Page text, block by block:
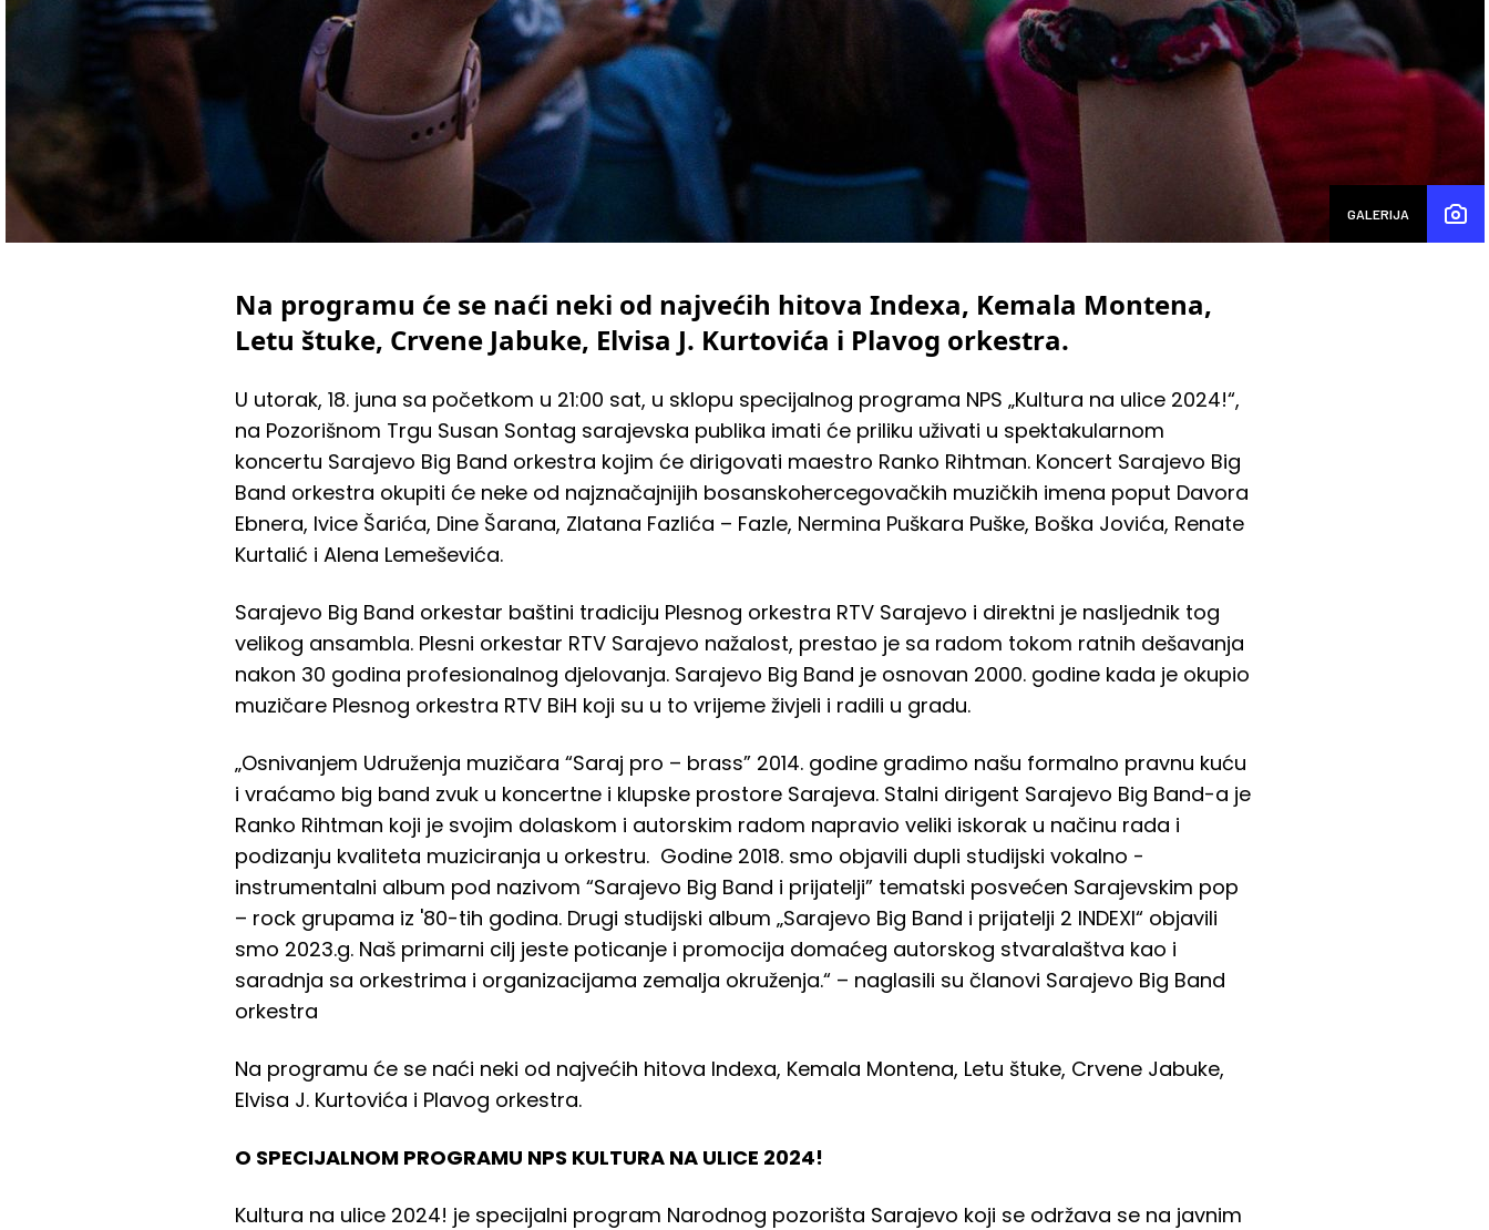
GALERIJA
Na programu će se naći neki od najvećih hitova Indexa, Kemala Montena,
Letu štuke, Crvene Jabuke, Elvisa J. Kurtovića i Plavog orkestra.
U utorak, 18. juna sa početkom u 21:00 sat, u sklopu specijalnog programa NPS „Kultura na ulice 2024!“,
na Pozorišnom Trgu Susan Sontag sarajevska publika imati će priliku uživati u spektakularnom
koncertu Sarajevo Big Band orkestra kojim će dirigovati maestro Ranko Rihtman. Koncert Sarajevo Big
Band orkestra okupiti će neke od najznačajnijih bosanskohercegovačkih muzičkih imena poput Davora
Ebnera, Ivice Šarića, Dine Šarana, Zlatana Fazlića – Fazle, Nermina Puškara Puške, Boška Jovića, Renate
Kurtalić i Alena Lemeševića.
Sarajevo Big Band orkestar baštini tradiciju Plesnog orkestra RTV Sarajevo i direktni je nasljednik tog
velikog ansambla. Plesni orkestar RTV Sarajevo nažalost, prestao je sa radom tokom ratnih dešavanja
nakon 30 godina profesionalnog djelovanja. Sarajevo Big Band je osnovan 2000. godine kada je okupio
muzičare Plesnog orkestra RTV BiH koji su u to vrijeme živjeli i radili u gradu.
„Osnivanjem Udruženja muzičara “Saraj pro – brass” 2014. godine gradimo našu formalno pravnu kuću
i vraćamo big band zvuk u koncertne i klupske prostore Sarajeva. Stalni dirigent Sarajevo Big Band-a je
Ranko Rihtman koji je svojim dolaskom i autorskim radom napravio veliki iskorak u načinu rada i
podizanju kvaliteta muziciranja u orkestru. Godine 2018. smo objavili dupli studijski vokalno -
instrumentalni album pod nazivom “Sarajevo Big Band i prijatelji” tematski posvećen Sarajevskim pop
– rock grupama iz '80-tih godina. Drugi studijski album „Sarajevo Big Band i prijatelji 2 INDEXI“ objavili
smo 2023.g. Naš primarni cilj jeste poticanje i promocija domaćeg autorskog stvaralaštva kao i
saradnja sa orkestrima i organizacijama zemalja okruženja.“ – naglasili su članovi Sarajevo Big Band
orkestra
Na programu će se naći neki od najvećih hitova Indexa, Kemala Montena, Letu štuke, Crvene Jabuke,
Elvisa J. Kurtovića i Plavog orkestra.
O SPECIJALNOM PROGRAMU NPS KULTURA NA ULICE 2024!
Kultura na ulice 2024! je specijalni program Narodnog pozorišta Sarajevo koji se održava se na javnim